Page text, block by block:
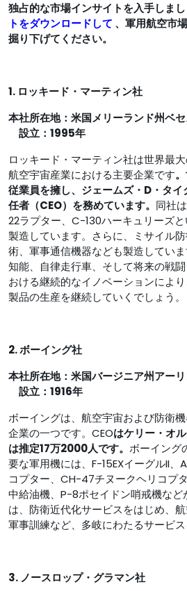
独占的な市場インサイトを入手しま
トをダウンロードして 、軍用航空市
掘り下げてください。
1. ロッキード・マーティン社
本社所在地：米国メリーランド州ベ
設立：1995年
ロッキード・マーティン社は世界最大
航空宇宙産業における主要企業です
従業員を擁し、ジェームズ・D・タ
任者（CEO）を務めています。 同社
22ラプター、C-130ハーキュリーズ
製造しています。さらに、ミサイル
術、軍事通信機器なども製造してい
知能、自律走行車、そして将来の戦
おける継続的なイノベーションによ
製品の生産を継続していくでしょう。
2. ボーイング社
本社所在地：米国バージニア州アー
設立：1916年
ボーイングは、航空宇宙および防衛
企業の一つです。CEOはケリー・オ
は推定17万2000人です。 ボーイング
要な軍用機には、F-15EXイーグルII
コプター、CH-47チヌークヘリコプ
中給油機、P-8ポセイドン哨戒機な
は、防衛近代化サービスをはじめ、航
軍事訓練など、多岐にわたるサービス
3. ノースロップ・グラマン社